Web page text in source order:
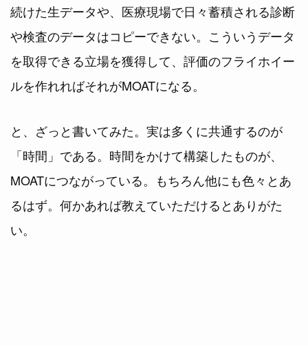
続けた生データや、医療現場で日々蓄積される診断
や検査のデータはコピーできない。こういうデータ
を取得できる立場を獲得して、評価のフライホイー
ルを作れればそれがMOATになる。
と、ざっと書いてみた。実は多くに共通するのが
「時間」である。時間をかけて構築したものが、
MOATにつながっている。もちろん他にも色々とあ
るはず。何かあれば教えていただけるとありがた
い。